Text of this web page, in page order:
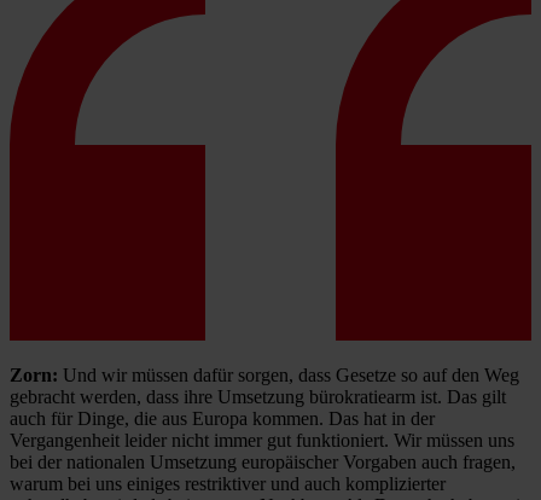
Zorn: Und wir müssen dafür sorgen, dass Gesetze so auf den Weg
gebracht werden, dass ihre Umsetzung bürokratiearm ist. Das gilt
auch für Dinge, die aus Europa kommen. Das hat in der
Vergangenheit leider nicht immer gut funktioniert. Wir müssen uns
bei der nationalen Umsetzung europäischer Vorgaben auch fragen,
warum bei uns einiges restriktiver und auch komplizierter